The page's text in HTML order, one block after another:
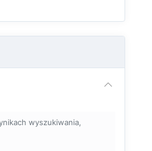
wyszukiwania,